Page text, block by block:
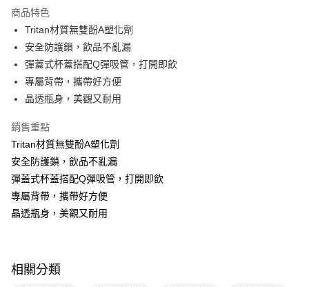
LINE Pay
Apple Pay
街口支付
悠遊付
Google Pay
【關於「AFTEE先享後付」】
AFTEE先享後付是「在收到商品之後才付款」的支付方式。 讓您購物簡單
便利好安心！
【「AFTEE先享後付」結帳流程】
即享券
每筆NT$65，滿NT$390(含以上)免運費
商品特色
Tritan材質無雙酚A塑化劑
安全防護鎖，飲品不亂漏
彈蓋式杯蓋搭配Q彈吸管，打開即飲
專屬背帶，攜帶好方便
晶透瓶身，美觀又耐用
銷售重點
Tritan材質無雙酚A塑化劑
安全防護鎖，飲品不亂漏
彈蓋式杯蓋搭配Q彈吸管，打開即飲
專屬背帶，攜帶好方便
晶透瓶身，美觀又耐用
相關分類